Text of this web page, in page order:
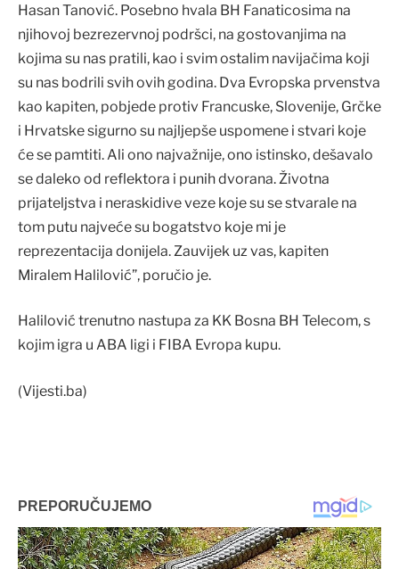
Hasan Tanović. Posebno hvala BH Fanaticosima na
njihovoj bezrezervnoj podršci, na gostovanjima na
kojima su nas pratili, kao i svim ostalim navijačima koji
su nas bodrili svih ovih godina. Dva Evropska prvenstva
kao kapiten, pobjede protiv Francuske, Slovenije, Grčke
i Hrvatske sigurno su najljepše uspomene i stvari koje
će se pamtiti. Ali ono najvažnije, ono istinsko, dešavalo
se daleko od reflektora i punih dvorana. Životna
prijateljstva i neraskidive veze koje su se stvarale na
tom putu najveće su bogatstvo koje mi je
reprezentacija donijela. Zauvijek uz vas, kapiten
Miralem Halilović”, poručio je.
Halilović trenutno nastupa za KK Bosna BH Telecom, s
kojim igra u ABA ligi i FIBA Evropa kupu.
(Vijesti.ba)